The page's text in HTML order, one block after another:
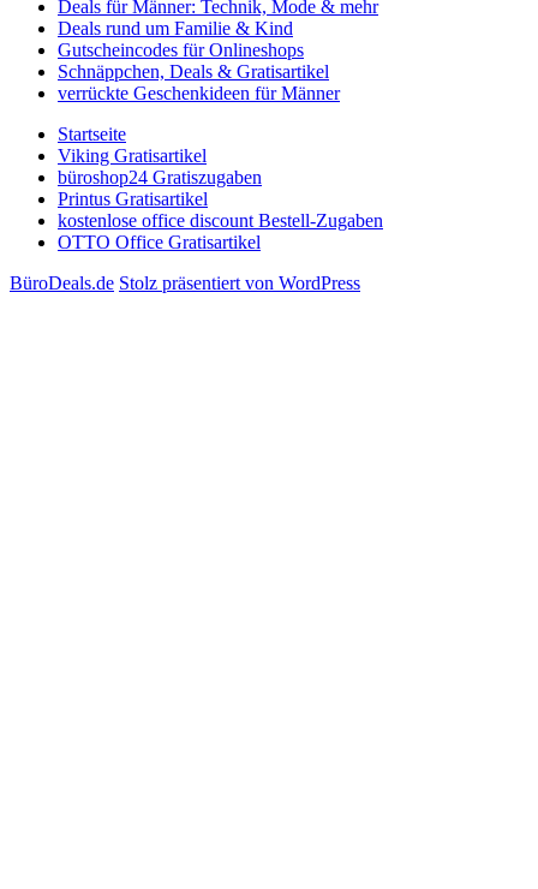
Deals für Männer: Technik, Mode & mehr
Deals rund um Familie & Kind
Gutscheincodes für Onlineshops
Schnäppchen, Deals & Gratisartikel
verrückte Geschenkideen für Männer
Startseite
Viking Gratisartikel
büroshop24 Gratiszugaben
Printus Gratisartikel
kostenlose office discount Bestell-Zugaben
OTTO Office Gratisartikel
BüroDeals.de Stolz präsentiert von WordPress